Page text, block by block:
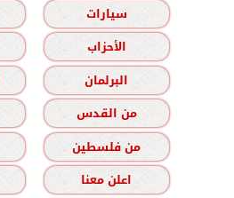
سيارات
الأحزاب
البرلمان
من القدس
من فلسطين
اعلن معنا